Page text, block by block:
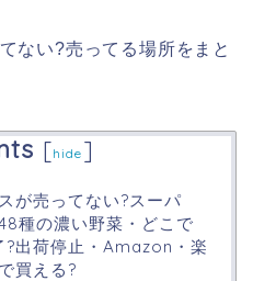
ない?売ってる場所をまと
[hide ]
が売ってない?スーパ
種の濃い野菜・どこで
?出荷停止・Amazon・楽
買える?